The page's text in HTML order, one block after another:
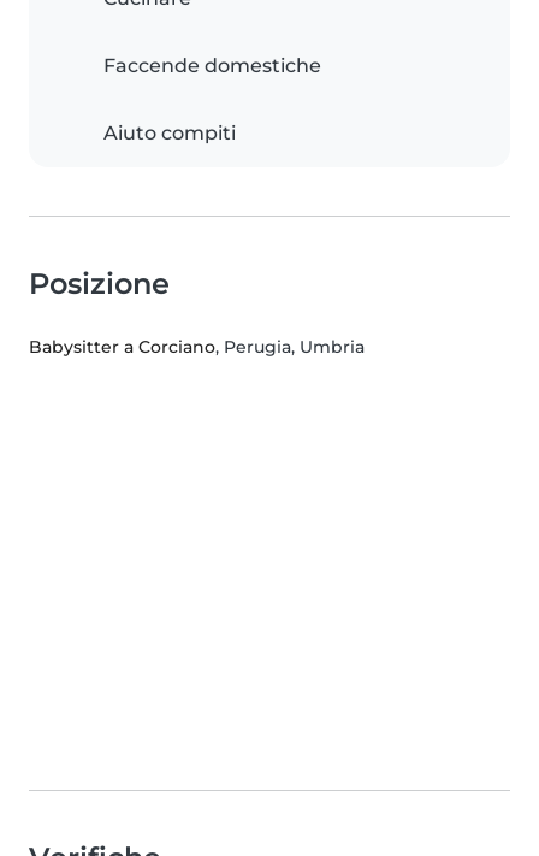
Faccende domestiche
Aiuto compiti
Posizione
Babysitter a Corciano, Perugia, Umbria